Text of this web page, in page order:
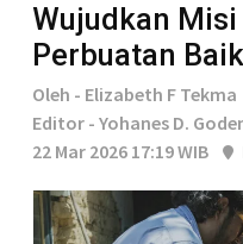
Wujudkan
Perbuatan Baik
Oleh - Elizabeth F Tekma
Editor - Yohanes D.
22 Mar 2026 17:19 WIB